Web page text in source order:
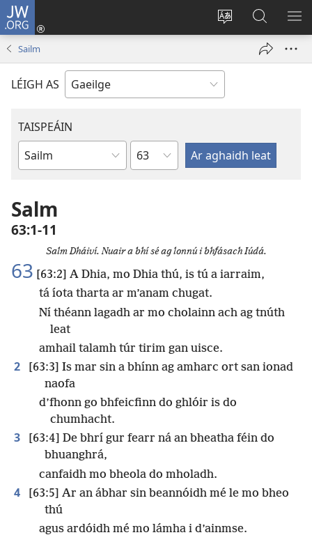
JW.ORG
Athraigh
láithreáin
Logáil
Isteach
window)
ar
JW.ORG
Sailm
LÉIGH AS
TAISPEÁIN
Leabhar
Chapter
Salm
63:1-11
Salm Dháiví. Nuair a bhí sé ag lonnú i bhfásach Iúdá.
63 [63:2] A Dhia, mo Dhia thú, is tú a iarraim,
tá íota tharta ar m’anam chugat.
Ní théann lagadh ar mo cholainn ach ag tnúth
leat
amhail talamh túr tirim gan uisce.
2
[63:3] Is mar sin a bhínn ag amharc ort san ionad
naofa
d’fhonn go bhfeicfinn do ghlóir is do
chumhacht.
3
[63:4] De bhrí gur fearr ná an bheatha féin do
bhuanghrá,
canfaidh mo bheola do mholadh.
4
[63:5] Ar an ábhar sin beannóidh mé le mo bheo
thú
agus ardóidh mé mo lámha i d’ainmse.